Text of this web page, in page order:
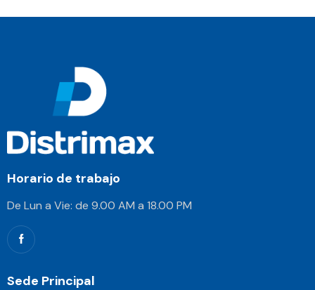
Horario de trabajo
De Lun a Vie: de 9.00 AM a 18.00 PM
Sede Principal